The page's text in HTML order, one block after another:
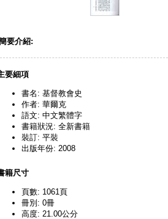
要介紹:
要細項
書名: 基督教會史
作者: 華爾克
語文: 中文繁體字
書籍狀況: 全新書籍
裝訂: 平裝
出版年份: 2008
籍尺寸
頁數: 1061頁
冊別: 0冊
高度: 21.00公分